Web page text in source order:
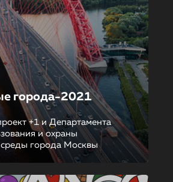
города-2021
+1 и Департамента
и охраны
города Москвы